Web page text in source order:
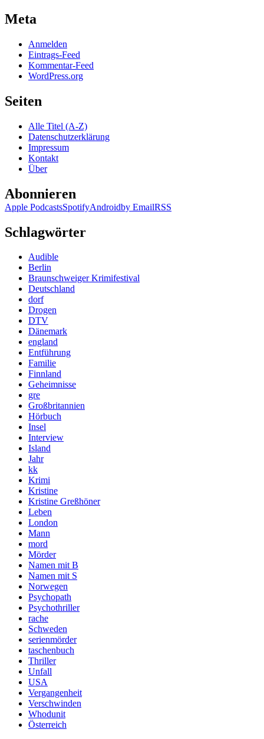
Meta
Anmelden
Eintrags-Feed
Kommentar-Feed
WordPress.org
Seiten
Alle Titel (A-Z)
Datenschutzerklärung
Impressum
Kontakt
Über
Abonnieren
Apple PodcastsSpotifyAndroidby EmailRSS
Schlagwörter
Audible
Berlin
Braunschweiger Krimifestival
Deutschland
dorf
Drogen
DTV
Dänemark
england
Entführung
Familie
Finnland
Geheimnisse
gre
Großbritannien
Hörbuch
Insel
Interview
Island
Jahr
kk
Krimi
Kristine
Kristine Greßhöner
Leben
London
Mann
mord
Mörder
Namen mit B
Namen mit S
Norwegen
Psychopath
Psychothriller
rache
Schweden
serienmörder
taschenbuch
Thriller
Unfall
USA
Vergangenheit
Verschwinden
Whodunit
Österreich